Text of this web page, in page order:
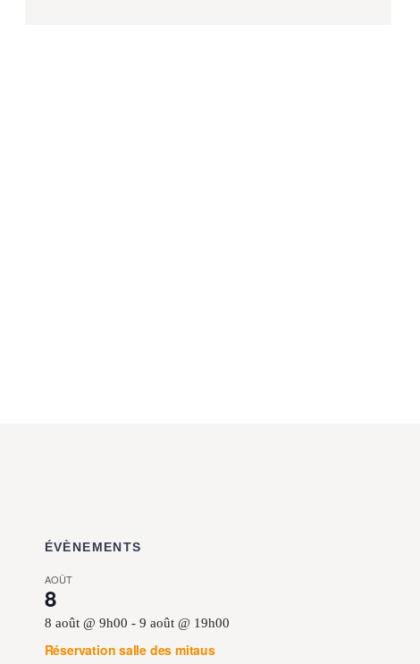
ÉVÈNEMENTS
AOÛT
8
8 août @ 9h00 - 9 août @ 19h00
Réservation salle des mitaus